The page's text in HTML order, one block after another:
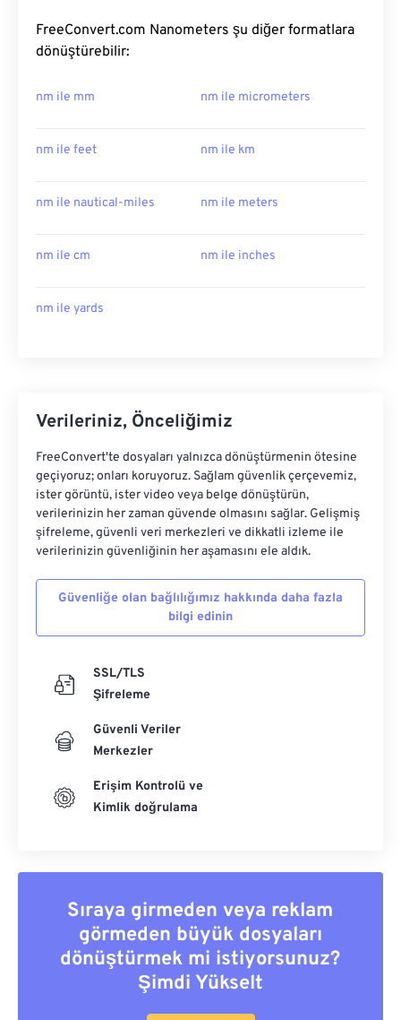
FreeConvert.com Nanometers şu diğer formatlara
dönüştürebilir:
nm ile mm nm ile micrometers
nm ile feet nm ile km
nm ile nautical-miles nm ile meters
nm ile cm nm ile inches
nm ile yards
Verileriniz, Önceliğimiz
FreeConvert'te dosyaları yalnızca dönüştürmenin ötesine
geçiyoruz; onları koruyoruz. Sağlam güvenlik çerçevemiz,
ister görüntü, ister video veya belge dönüştürün,
verilerinizin her zaman güvende olmasını sağlar. Gelişmiş
şifreleme, güvenli veri merkezleri ve dikkatli izleme ile
verilerinizin güvenliğinin her aşamasını ele aldık.
Güvenliğe olan bağlılığımız hakkında daha fazla
bilgi edinin
SSL/TLS
Şifreleme
Güvenli Veriler
Merkezler
Erişim Kontrolü ve
Kimlik doğrulama
Sıraya girmeden veya reklam
görmeden büyük dosyaları
dönüştürmek mi istiyorsunuz?
Şimdi Yükselt